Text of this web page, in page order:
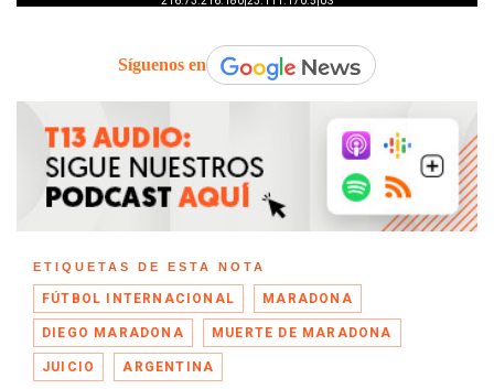
Síguenos en
ETIQUETAS DE ESTA NOTA
FÚTBOL INTERNACIONAL MARADONA
DIEGO MARADONA MUERTE DE MARADONA
JUICIO ARGENTINA